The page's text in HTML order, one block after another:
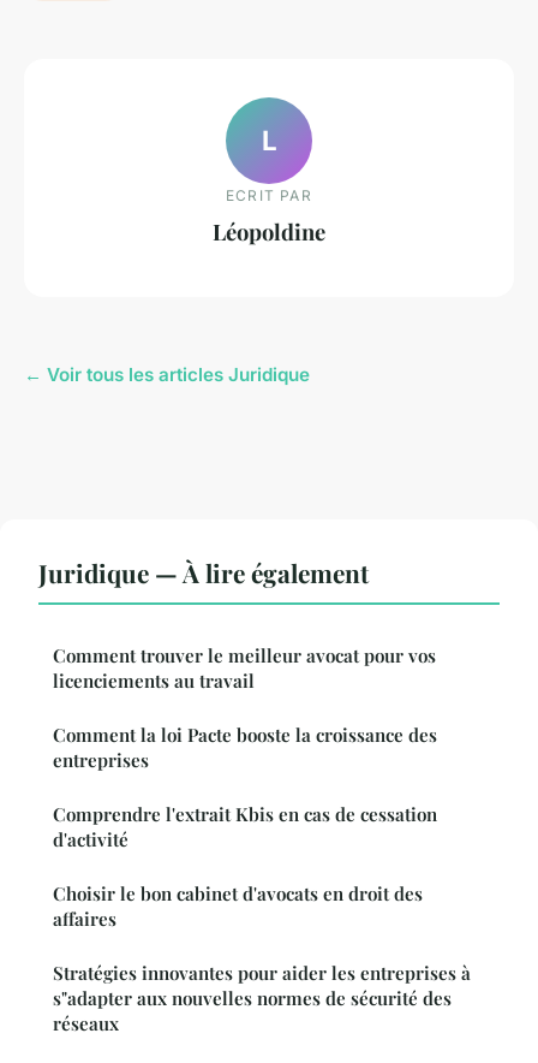
L
ECRIT PAR
Léopoldine
← Voir tous les articles Juridique
Juridique — À lire également
Comment trouver le meilleur avocat pour vos
licenciements au travail
Comment la loi Pacte booste la croissance des
entreprises
Comprendre l'extrait Kbis en cas de cessation
d'activité
Choisir le bon cabinet d'avocats en droit des
affaires
Stratégies innovantes pour aider les entreprises à
s"adapter aux nouvelles normes de sécurité des
réseaux